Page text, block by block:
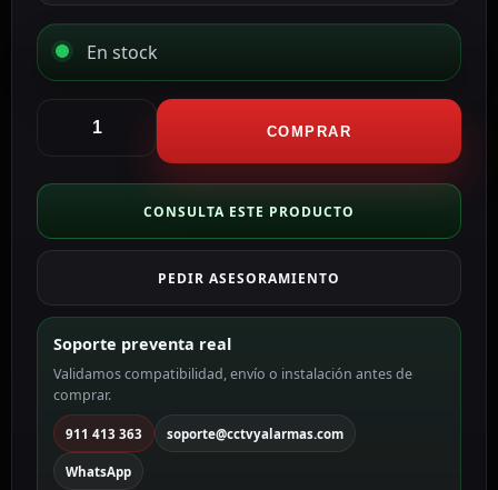
En stock
Ranura
Compatible
AJ
AJ-
cantidad
COMPRAR
CONSULTA ESTE PRODUCTO
PEDIR ASESORAMIENTO
Soporte preventa real
Validamos compatibilidad, envío o instalación antes de
comprar.
911 413 363 soporte@cctvyalarmas.com
WhatsApp